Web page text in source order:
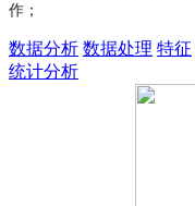
作；
数据分析 数据处理 特征
统计分析